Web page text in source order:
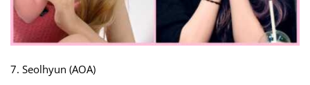
7. Seolhyun (AOA)